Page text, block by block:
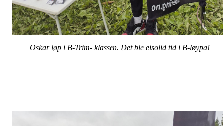
Oskar løp i B-Trim- klassen. Det ble eisolid tid i B-løypa!